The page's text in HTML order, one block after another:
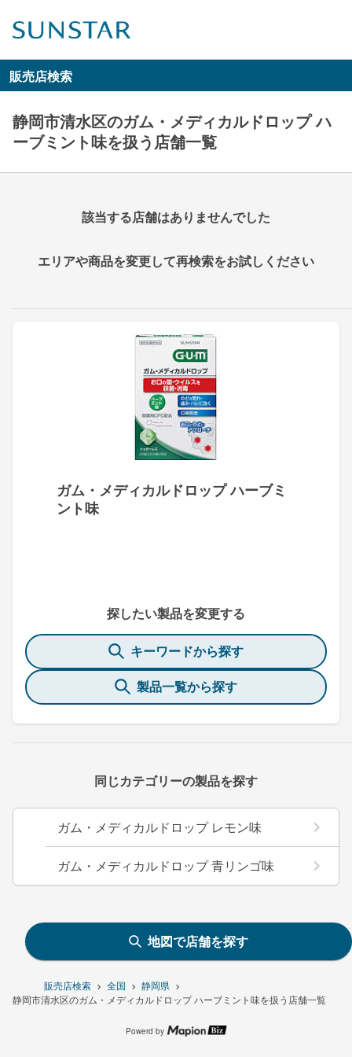
販売店検索 全国
静岡県
静岡市清水区のガム・メディカルドロップ ハーブミント味を扱う店舗一覧
販売店検索
静岡市清水区のガム・メディカルドロップ ハ
ーブミント味を扱う店舗一覧
ガム・メディカルドロップ ハーブミ
ント味
探したい製品を変更する
キーワードから探す
製品一覧から探す
同じカテゴリーの製品を探す
ガム・メディカルドロップ レモン味
ガム・メディカルドロップ 青リンゴ味
該当する店舗はありませんでした
エリアや商品を変更して再検索をお試しください
地図で店舗を探す
Powerd by